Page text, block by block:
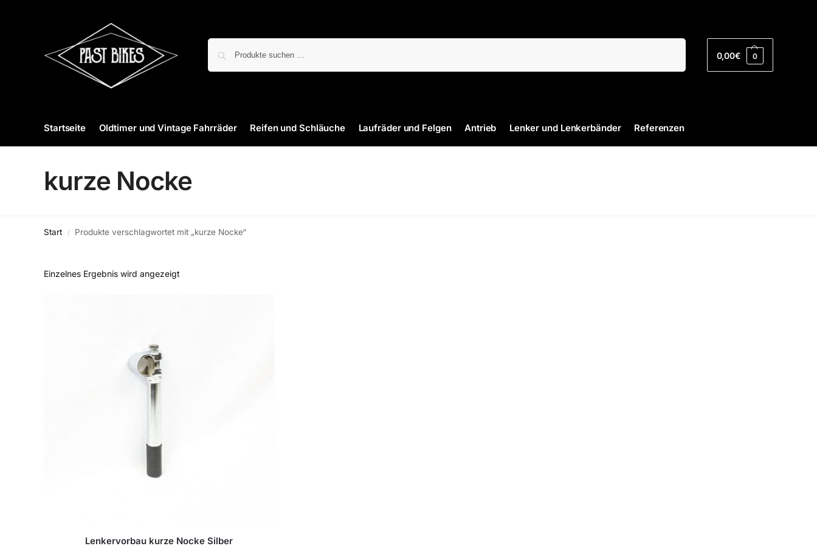
0,00€ 0
Startseite Oldtimer und Vintage Fahrräder Reifen und Schläuche Laufräder und Felgen Antrieb Lenker und Lenkerbänder Referenzen
kurze Nocke
Start / Produkte verschlagwortet mit „kurze Nocke“
Einzelnes Ergebnis wird angezeigt
Lenkervorbau kurze Nocke Silber